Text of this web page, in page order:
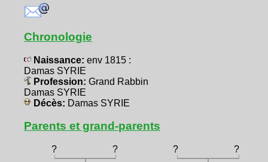
Chronologie
Naissance: env 1815 :
Damas SYRIE
Profession: Grand Rabbin
Damas SYRIE
Décès: Damas SYRIE
Parents et grand-parents
? ? ?
?